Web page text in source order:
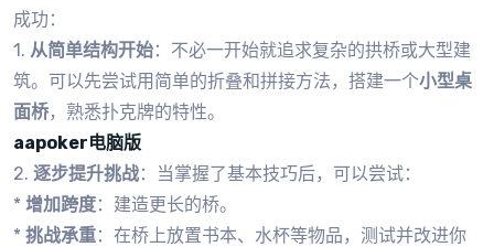
成功：
1. 从简单结构开始：不必一开始就追求复杂的拱桥或大型建
筑。可以先尝试用简单的折叠和拼接方法，搭建一个小型桌
面桥，熟悉扑克牌的特性。
aapoker电脑版
2. 逐步提升挑战：当掌握了基本技巧后，可以尝试：
* 增加跨度：建造更长的桥。
* 挑战承重：在桥上放置书本、水杯等物品，测试并改进你